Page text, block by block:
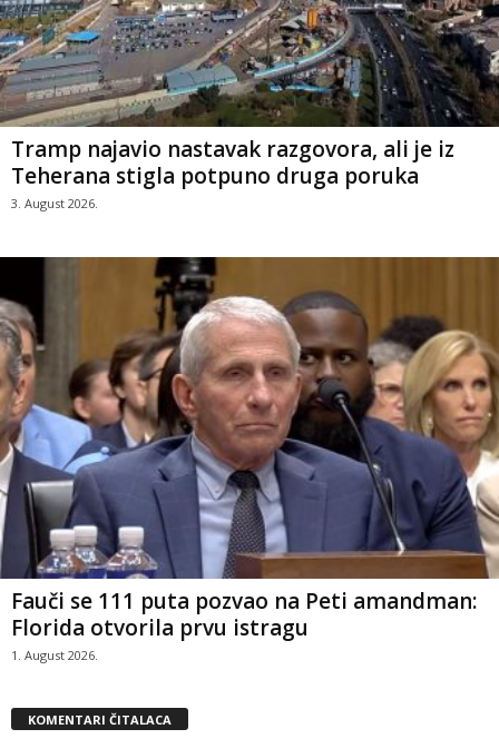
Tramp najavio nastavak razgovora, ali je iz
Teherana stigla potpuno druga poruka
3. August 2026.
Fauči se 111 puta pozvao na Peti amandman:
Florida otvorila prvu istragu
1. August 2026.
KOMENTARI ČITALACA